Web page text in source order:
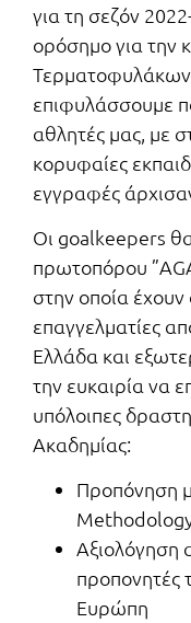
για τη σεζόν
ορόσημο για την
Τερματοφυλάκων
επιφυλάσσουμε
αθλητές μας, με
κορυφαίες
εγγραφές
Οι goalkeepers
πρωτοπόρου
στην οποία έχουν
επαγγελματίες
Ελλάδα και
την ευκαιρία να
υπόλοιπες
Ακαδημίας:
Προπόνηση
Αξιολόγηση
προπονητές
Ευρώπη